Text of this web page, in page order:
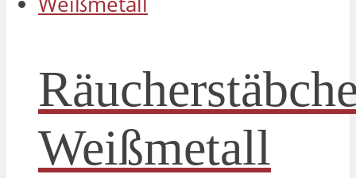
Weißmetall